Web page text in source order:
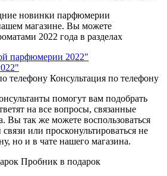
новинки парфюмерии
магазине. Вы можете
2022 года в разделах
парфюмерии 2022"
Консультация по телефону
помогут вам подобрать
на все вопросы, связанные
Вы так же можете воспользоваться
или просконультироваться не
но и в чате нашего магазина.
Пробник в подарок